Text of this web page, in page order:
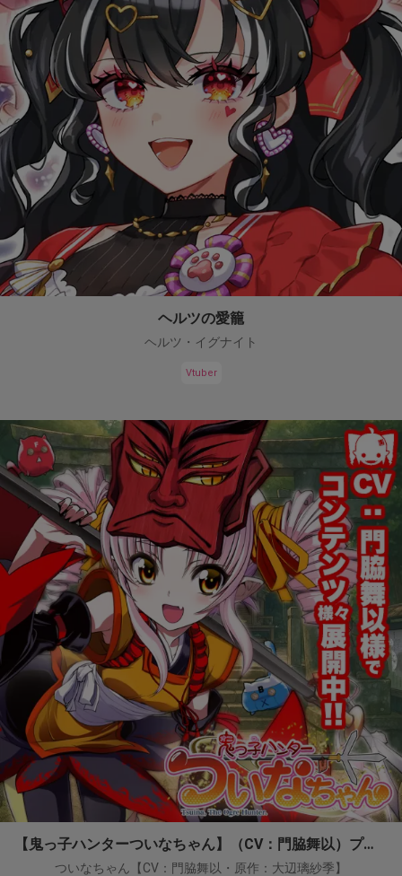
ヘルツの愛籠
ヘルツ・イグナイト
Vtuber
【鬼っ子ハンターついなちゃん】（CV：門脇舞以）プロジェクト！
ついなちゃん【CV：門脇舞以・原作：大辺璃紗季】